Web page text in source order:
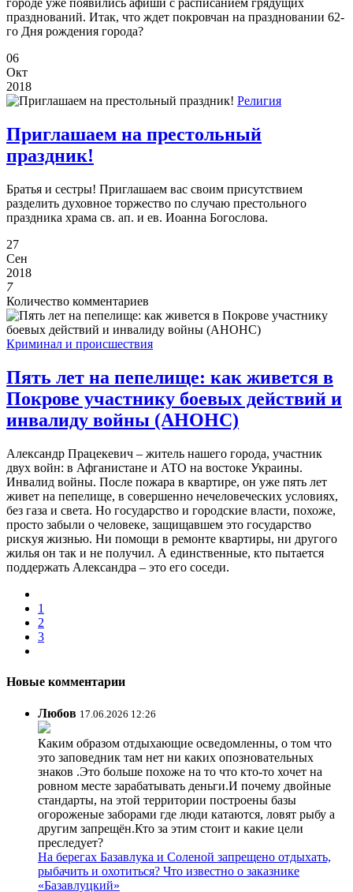
городе уже появились афиши с расписанием грядущих
празднований. Итак, что ждет покровчан на праздновании 62-
го Дня рождения города?
06
Окт
2018
Религия
Приглашаем на престольный
праздник!
Братья и сестры! Приглашаем вас своим присутствием
разделить духовное торжество по случаю престольного
праздника храма св. ап. и ев. Иоанна Богослова.
27
Сен
2018
7
Количество комментариев
Криминал и происшествия
Пять лет на пепелище: как живется в
Покрове участнику боевых действий и
инвалиду войны (АНОНС)
Александр Працекевич – житель нашего города, участник
двух войн: в Афганистане и АТО на востоке Украины.
Инвалид войны. После пожара в квартире, он уже пять лет
живет на пепелище, в совершенно нечеловеческих условиях,
без газа и света. Но государство и городские власти, похоже,
просто забыли о человеке, защищавшем это государство
рискуя жизнью. Ни помощи в ремонте квартиры, ни другого
жилья он так и не получил. А единственные, кто пытается
поддержать Александра – это его соседи.
1
2
3
Новые комментарии
Любов 17.06.2026 12:26
Каким образом отдыхающие осведомленны, о том что
это заповедник там нет ни каких опозновательных
знаков .Это больше похоже на то что кто-то хочет на
ровном месте зарабатывать деньги.И почему двойные
стандарты, на этой территории построены базы
огороженые заборами где люди катаются, ловят рыбу а
другим запрещён.Кто за этим стоит и какие цели
преследует?
На берегах Базавлука и Соленой запрещено отдыхать,
рыбачить и охотиться? Что известно о заказнике
«Базавлуцкий»